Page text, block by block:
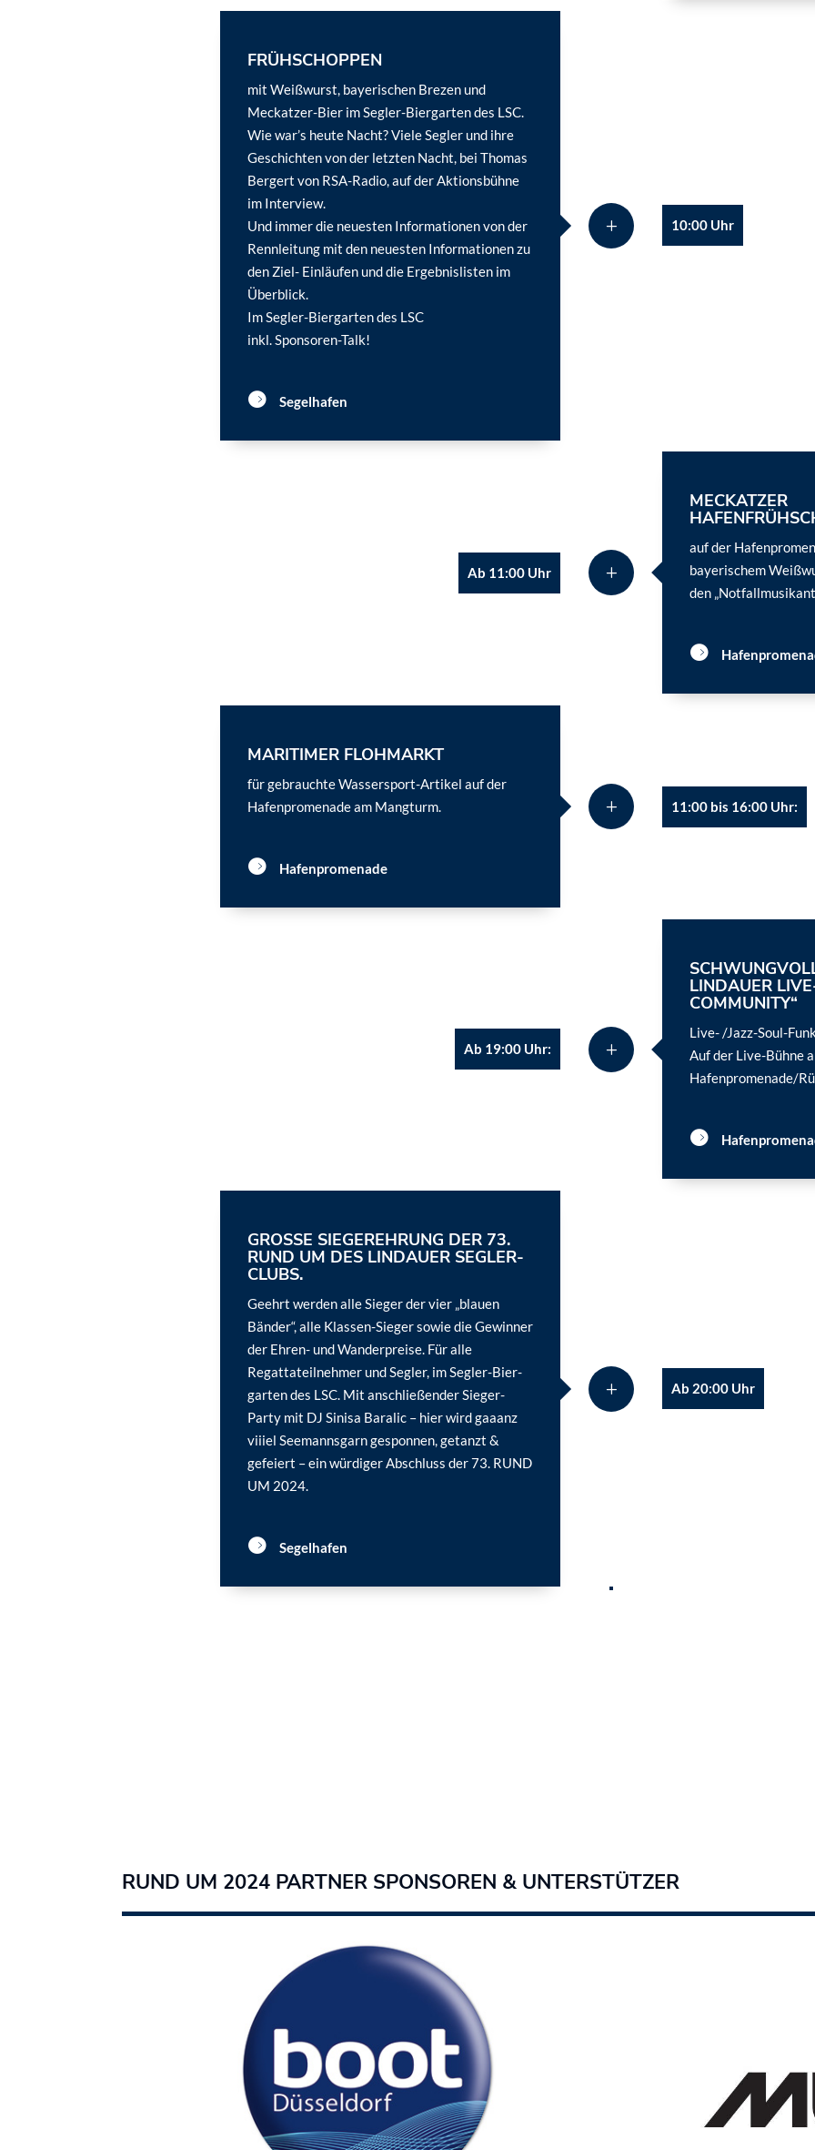
10:00 Uhr
FRÜHSCHOPPEN
mit Weißwurst, bayerischen Brezen und
Meckatzer-Bier im Segler-Biergarten des LSC.
Wie war’s heute Nacht? Viele Segler und ihre
Geschichten von der letzten Nacht, bei Thomas
Bergert von RSA-Radio, auf der Aktionsbühne
im Interview.
Und immer die neuesten Informationen von der
Rennleitung mit den neuesten Informationen zu
den Ziel- Einläufen und die Ergebnislisten im
Überblick.
Im Segler-Biergarten des LSC
inkl. Sponsoren-Talk!
Segelhafen
Ab 11:00 Uhr
MECKATZER
auf der
bayerischem
den
11:00 bis 16:00 Uhr:
MARITIMER FLOHMARKT
für gebrauchte Wassersport-Artikel auf der
Hafenpromenade am Mangturm.
Hafenpromenade
Ab 19:00 Uhr:
LINDAUER
COMMUNITY“
Live- /Jazz-Soul-
Auf der Live-Bühne
Hafenpromenade/
Ab 20:00 Uhr
GROSSE SIEGEREHRUNG DER 73. R
UND UM DES LINDAUER SEGLER-C
LUBS.
Geehrt werden alle Sieger der vier „blauen
Bänder“, alle Klassen-Sieger sowie die Gewinner
der Ehren- und Wanderpreise. Für alle
Regattateilnehmer und Segler, im Segler-Bier-
garten des LSC. Mit anschließender Sieger-
Party mit DJ Sinisa Baralic – hier wird gaaanz
viiiel Seemannsgarn gesponnen, getanzt &
gefeiert – ein würdiger Abschluss der 73. RUND
UM 2024.
Segelhafen
RUND UM 2024 PARTNER SPONSOREN & UNTERSTÜTZER